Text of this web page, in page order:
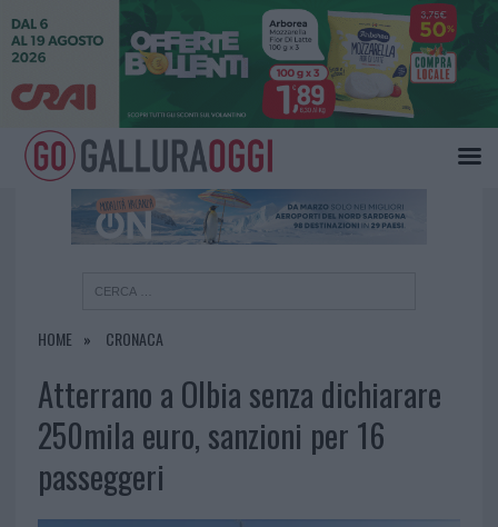
HOME CRONACA
Atterrano a Olbia senza dichiarare
250mila euro, sanzioni per 16
passeggeri
×